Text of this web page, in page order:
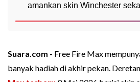
amankan skin Winchester
Suara.com - Free Fire Max
banyak hadiah di akhir pekan. Deretan